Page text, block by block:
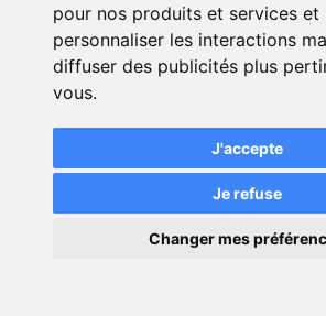
pour nos produits et services et
personnaliser les interactions
diffuser des publicités plus
vous.
J'accepte
Je refuse
Changer mes
plutôt précise de la
satisfaction des
clients sur les
pour chiens.